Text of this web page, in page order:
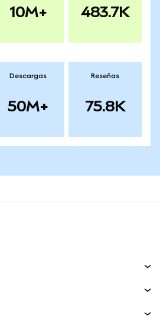
10M+ 483.7K
Descargas
50M+
Reseñas
75.8K